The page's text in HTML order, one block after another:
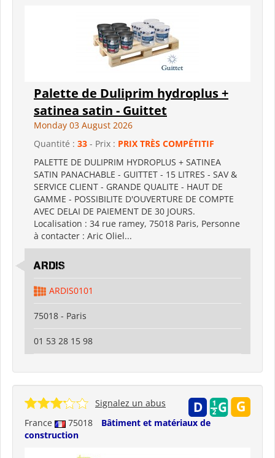
Palette de Duliprim hydroplus +
satinea satin - Guittet
Monday 03 August 2026
Quantité : 33 - Prix : PRIX TRÈS COMPÉTITIF
PALETTE DE DULIPRIM HYDROPLUS + SATINEA
SATIN PANACHABLE - GUITTET - 15 LITRES - SAV &
SERVICE CLIENT - GRANDE QUALITE - HAUT DE
GAMME - POSSIBILITE D'OUVERTURE DE COMPTE
AVEC DELAI DE PAIEMENT DE 30 JOURS.
Localisation : 34 rue ramey, 75018 Paris, Personne
à contacter : Aric Oliel...
ARDIS
ARDIS0101
75018 - Paris
01 53 28 15 98
France 75018
Bâtiment et matériaux de
construction
Signalez un abus